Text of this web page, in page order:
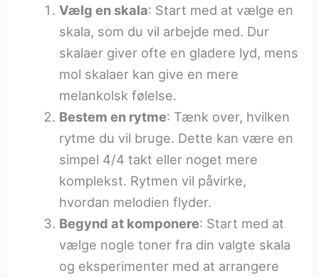
Vælg en skala: Start med at vælge en
skala, som du vil arbejde med. Dur
skalaer giver ofte en gladere lyd, mens
mol skalaer kan give en mere
melankolsk følelse.
Bestem en rytme: Tænk over, hvilken
rytme du vil bruge. Dette kan være en
simpel 4/4 takt eller noget mere
komplekst. Rytmen vil påvirke,
hvordan melodien flyder.
Begynd at komponere: Start med at
vælge nogle toner fra din valgte skala
og eksperimenter med at arrangere